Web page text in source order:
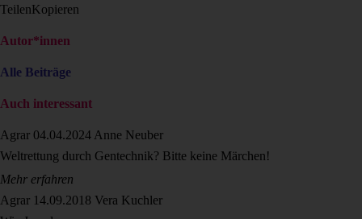
TeilenKopieren
Autor*innen
Alle Beiträge
Auch interessant
Agrar 04.04.2024 Anne Neuber
Weltrettung durch Gentechnik? Bitte keine Märchen!
Mehr erfahren
Agrar 14.09.2018 Vera Kuchler